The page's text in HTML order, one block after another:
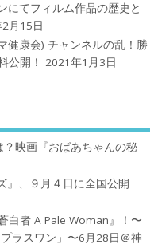
にてフィルム作品の歴史と
月15日
健康会) チャンネルの乱！勝
公開！
2021年1月3日
映画『おばあちゃんの秘
』、９月４日に全国公開
白者 A Pale Woman』！〜
ラスワン」〜6月28日＠神